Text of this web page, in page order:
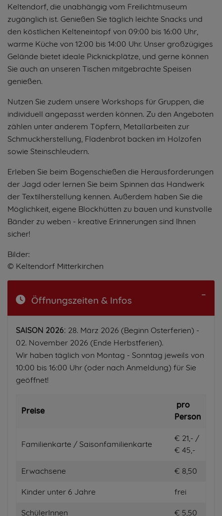
Keltendorf, die unabhängig vom Freilichtmuseum
zugänglich ist. Genießen Sie täglich leichte Snacks und
den köstlichen Kelteneintopf von 09:00 bis 16:00 Uhr,
warme Küche von 12:00 bis 14:00 Uhr. Unser großzügiges
Gelände bietet ideale Picknickplätze, und gerne können
Sie auch an unseren Tischen mitgebrachte Speisen
genießen.
Nutzen Sie zudem unsere Workshops für Gruppen, die
individuell angepasst werden können. Zu den Angeboten
zählen unter anderem Töpfern, Metallarbeiten zur
Schmuckherstellung, Fladenbrot backen im Holzofen
sowie Steinschleudern.
Erleben Sie beim Bogenschießen die Herausforderungen
der Jagd oder lernen Sie beim Spinnen das Handwerk
der Textilherstellung kennen. Außerdem haben Sie die
Möglichkeit, eigene Blockhütten zu bauen und kunstvolle
Bänder zu weben - kreative Erinnerungen sind Ihnen
sicher!
Bilder:
© Keltendorf Mitterkirchen
Öffnungszeiten & Infos
SAISON 2026: 28. März 2026 (Beginn Osterferien) -
02. November 2026 (Ende Herbstferien).
Wir haben täglich von Montag - Sonntag jeweils von
10:00 bis 16:00 Uhr (oder nach Anmeldung) für Sie
geöffnet!
Preise
pro
Person
Familienkarte / Saisonfamilienkarte
€ 21,- /
€ 45,-
Erwachsene € 8,50
Kinder unter 6 Jahre frei
SchülerInnen € 5,50